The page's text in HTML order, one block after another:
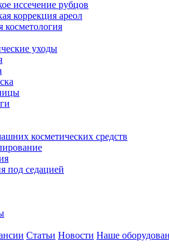
иссечение рубцов
коррекция ареол
косметология
уходы
косметических средств
под седацией
Статьи Новости Наше